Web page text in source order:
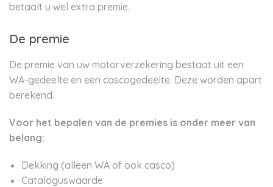
betaalt u wel extra premie.
De premie
De premie van uw motorverzekering bestaat uit een
WA-gedeelte en een cascogedeelte. Deze worden apart
berekend.
Voor het bepalen van de premies is onder meer van
belang:
Dekking (alleen WA of ook casco)
Cataloguswaarde